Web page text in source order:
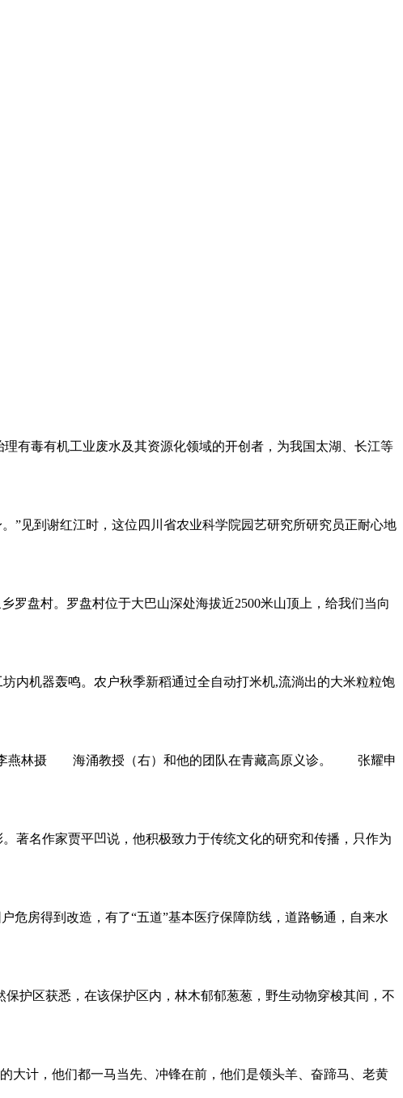
有机工业废水及其资源化领域的开创者，为我国太湖、长江等
”见到谢红江时，这位四川省农业科学院园艺研究所研究员正耐心地
盘村。罗盘村位于大巴山深处海拔近2500米山顶上，给我们当向
机器轰鸣。农户秋季新稻通过全自动打米机,流淌出的大米粒粒饱
燕林摄 海涌教授（右）和他的团队在青藏高原义诊。 张耀申
名作家贾平凹说，他积极致力于传统文化的研究和传播，只作为
危房得到改造，有了“五道”基本医疗保障防线，道路畅通，自来水
区获悉，在该保护区内，林木郁郁葱葱，野生动物穿梭其间，不
大计，他们都一马当先、冲锋在前，他们是领头羊、奋蹄马、老黄